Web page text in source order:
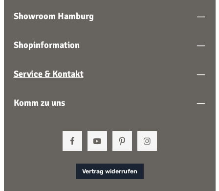
Showroom Hamburg
Shopinformation
Service & Kontakt
Komm zu uns
Vertrag widerrufen